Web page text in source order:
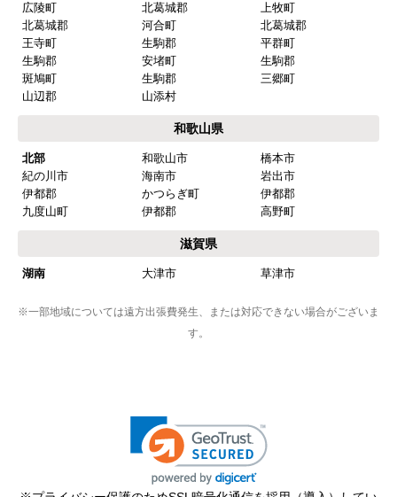
広陵町
北葛城郡
上牧町
北葛城郡
河合町
北葛城郡
王寺町
生駒郡
平群町
生駒郡
安堵町
生駒郡
斑鳩町
生駒郡
三郷町
山辺郡
山添村
和歌山県
北部 和歌山市
橋本市
紀の川市
海南市
岩出市
伊都郡
かつらぎ町
伊都郡
九度山町
伊都郡 高野町
滋賀県
湖南 大津市 草津市
※一部地域については遠方出張費発生、または対応できない場合がございま
す。